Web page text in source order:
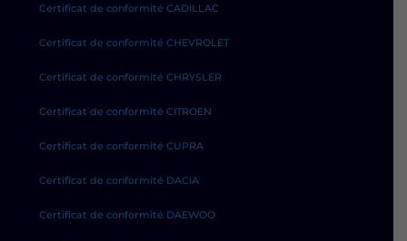
Certificat de conformité CADILLAC
Certificat de conformité CHEVROLET
Certificat de conformité CHRYSLER
Certificat de conformité CITROEN
Certificat de conformité CUPRA
Certificat de conformité DACIA
Certificat de conformité DAEWOO